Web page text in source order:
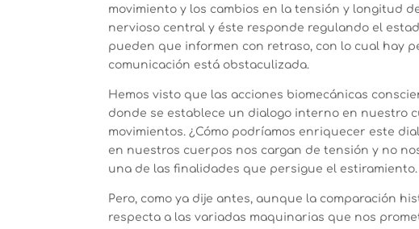
movimiento y los cambios en la tensión y longitud
nervioso central y éste responde regulando el
pueden que informen con retraso, con lo cual hay
comunicación está obstaculizada.
Hemos visto que las acciones biomecánicas
donde se establece un dialogo interno en nuestro
movimientos. ¿Cómo podríamos enriquecer este
en nuestros cuerpos nos cargan de tensión y no
una de las finalidades que persigue el estiramiento.
Pero, como ya dije antes, aunque la comparación
respecta a las variadas maquinarias que nos